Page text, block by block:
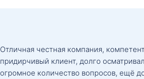
Отличная честная компания,
придирчивый клиент, долго
огромное количество вопросов, ещё